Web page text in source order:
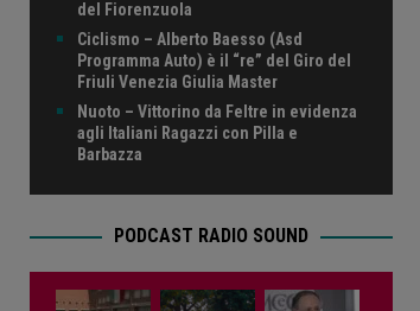
del Fiorenzuola
Ciclismo – Alberto Baesso (Asd
Programma Auto) è il “re” del Giro del
Friuli Venezia Giulia Master
Nuoto – Vittorino da Feltre in evidenza
agli Italiani Ragazzi con Pilla e
Barbazza
PODCAST RADIO SOUND